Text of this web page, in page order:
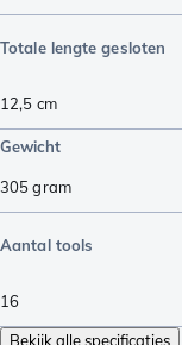
Totale lengte gesloten
12,5 cm
Gewicht
305gram
Aantal tools
16
Bekijk alle specificaties